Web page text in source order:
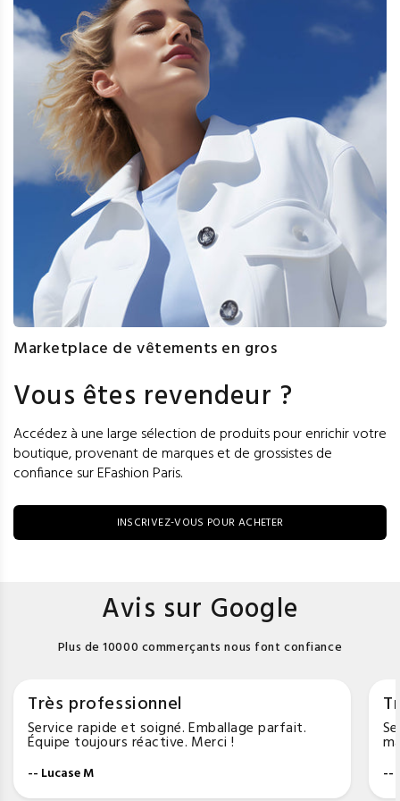
Marketplace de vêtements en gros
Vous êtes revendeur ?
Accédez à une large sélection de produits pour enrichir votre
boutique, provenant de marques et de grossistes de
confiance sur EFashion Paris.
INSCRIVEZ-VOUS POUR ACHETER
Avis sur Google
Plus de 10000 commerçants nous font confiance
Très professionnel
Service rapide et soigné. Emballage parfait.
Équipe toujours réactive. Merci !
-- Lucase M --